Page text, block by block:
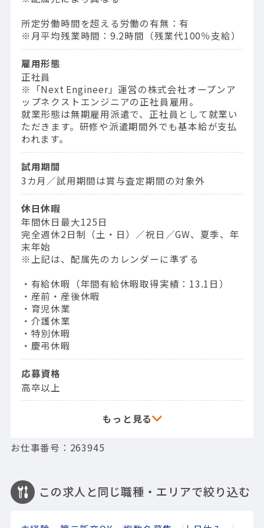
所定労働時間を超える労働の有無：有
※月平均残業時間：9.2時間（残業代100％支給）
雇用形態
正社員
※「Next Engineer」運営の株式会社オープンア
ップネクストエンジニアの正社員雇用。
就業形態は無期雇用派遣で、正社員として就業い
ただきます。研修や派遣期間外でも基本給が支払
われます。
試用期間
3カ月／試用期間は賞与査定期間の対象外
休日休暇
年間休日最大125日
完全週休2日制（土・日）／祝日／GW、夏季、年
末年始
※上記は、配属先のカレンダーに準ずる
・有給休暇（年間有給休暇取得実績：13.1日）
・産前・産後休暇
・育児休業
・介護休業
・特別休暇
・慶弔休暇
応募資格
高卒以上
お仕事番号：263945
この求人と同じ職種・エリアで絞り込む